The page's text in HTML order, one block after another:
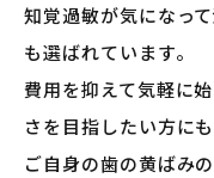
知覚過敏が気になっ
も選ばれています。
費用を抑えて気軽に
さを目指したい方に
ご自身の歯の黄ばみ